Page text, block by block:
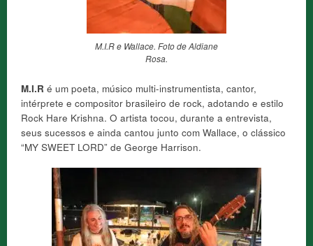
M.I.R e Wallace. Foto de Aldiane
Rosa.
M.I.R é um poeta, músico multi-instrumentista, cantor,
intérprete e compositor brasileiro de rock, adotando e estilo
Rock Hare Krishna. O artista tocou, durante a entrevista,
seus sucessos e ainda cantou junto com Wallace, o clássico
“MY SWEET LORD” de George Harrison.